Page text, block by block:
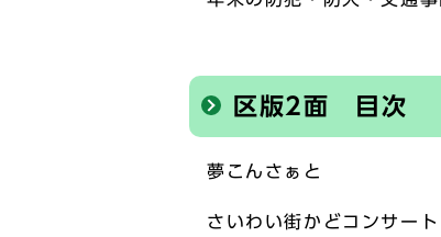
区版2面 目次
夢こんさぁと
さいわい街かどコンサート